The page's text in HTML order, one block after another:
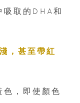
吸取的DHA和
，甚至帶紅
色，即使顏色